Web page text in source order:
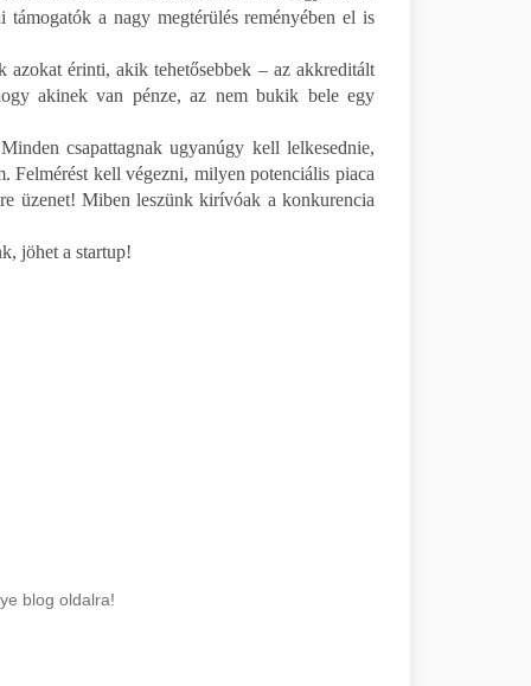
a nagy megtérülés reményében el is
azokat érinti, akik tehetősebbek – az akkreditált
akinek van pénze, az nem bukik bele egy
csapattagnak ugyanúgy kell lelkesednie,
Felmérést kell végezni, milyen potenciális piaca
üzenet! Miben leszünk kirívóak a konkurencia
jöhet a startup!
blog oldalra!